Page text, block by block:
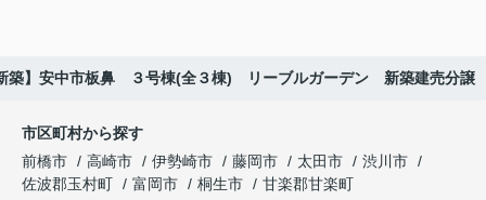
築】安中市板鼻 ３号棟(全３棟) リーブルガーデン 新築建売分譲
市区町村から探す
前橋市
高崎市 伊勢崎市 藤岡市 太田市
渋川市
佐波郡玉村町
富岡市 桐生市
甘楽郡甘楽町